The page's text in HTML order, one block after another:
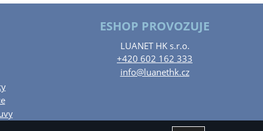
ESHOP PROVOZUJE
LUANET HK s.r.o.
+420 602 162 333
info@luanethk.cz